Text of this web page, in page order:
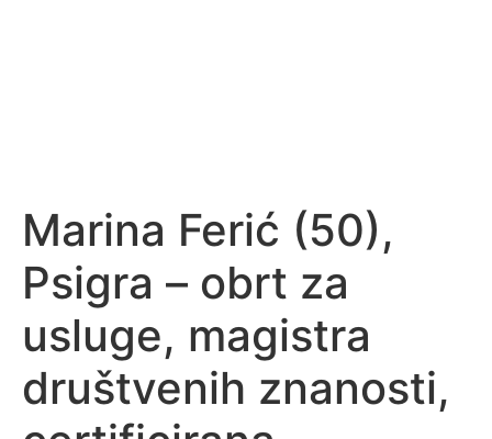
Marina Ferić (50),
Psigra – obrt za
usluge, magistra
društvenih znanosti,